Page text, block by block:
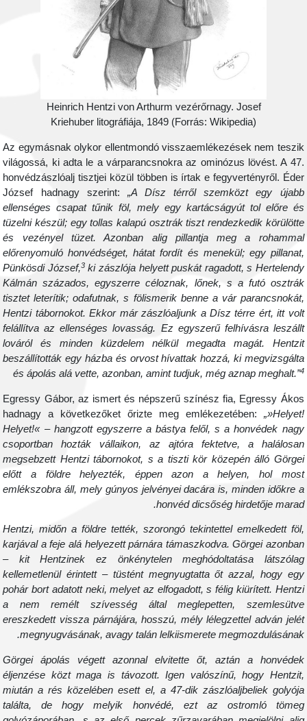
Heinrich Hentzi von Arthurm vezérőrnagy. Josef
Kriehuber litográfiája, 1849 (Forrás: Wikipedia)
Az egymásnak olykor ellentmondó visszaemlékezések nem
világossá, ki adta le a várparancsnokra az ominózus lövést. A
honvédzászlóalj tisztjei közül többen is írtak e fegyvertényről.
József hadnagy szerint:„A Dísz térről szemközt egy
ellenséges csapat tűnik föl, mely egy kartácságyút tol előre
tüzelni készül; egy tollas kalapú osztrák tiszt rendezkedik
és vezényel tüzet. Azonban alig pillantja meg a
előrenyomuló honvédséget, hátat fordít és menekül; egy
Pünkösdi József,3ki zászlója helyett puskát ragadott, s
Kálmán százados, egyszerre céloznak, lőnek, s a futó
tisztet leterítik; odafutnak, s fölismerik benne a vár
Hentzi tábornokot. Ekkor már zászlóaljunk a Dísz térre ért, itt
felállítva az ellenséges lovasság. Ez egyszerű felhívásra
lováról és minden küzdelem nélkül megadta magát.
beszállították egy házba és orvost hívattak hozzá, ki
és ápolás alá vette, azonban, amint tudjuk, még aznap meghalt.”
Egressy Gábor, az ismert és népszerű színész fia, Egressy
hadnagy a következőket őrizte meg emlékezetében:
Helyet!« – hangzott egyszerre a bástya felől, s a honvédek
csoportban hozták vállaikon, az ajtóra fektetve, a
megsebzett Hentzi tábornokot, s a tiszti kör közepén álló
előtt a földre helyezték, éppen azon a helyen, hol
emlékszobra áll, mely gúnyos jelvényei dacára is, minden időkre
honvéd dicsőség hirdetője
Hentzi, midőn a földre tették, szorongó tekintettel emelkedett
karjával a feje alá helyezett párnára támaszkodva. Görgei
– kit Hentzinek ez önkénytelen meghódoltatása
kellemetlenül érintett – tüstént megnyugtatta őt azzal, hogy
pohár bort adatott neki, melyet az elfogadott, s félig kiürített.
a nem remélt szívesség által meglepetten,
ereszkedett vissza párnájára, hosszú, mély lélegzettel adván
megnyugvásának, avagy talán lelkiismerete
Görgei ápolás végett azonnal elvitette őt, aztán a
éljenzése közt maga is távozott. Igen valószínű, hogy
miután a rés közelében esett el, a 47-dik zászlóaljbeliek
találta, de hogy melyik honvédé, ezt az ostromló